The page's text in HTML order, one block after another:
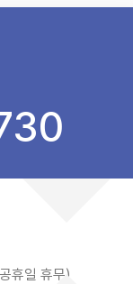
휴일 휴무)